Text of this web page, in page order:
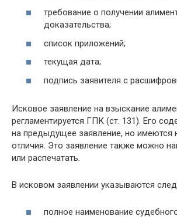
требование о получении
доказательства;
список приложений;
текущая дата;
подпись заявителя с
Исковое заявление на взыскание
регламентируется ГПК (ст. 131). Его
на предыдущее заявление, но имеются
отличия. Это заявление также можно
или распечатать.
В исковом заявлении указываются
полное наименование